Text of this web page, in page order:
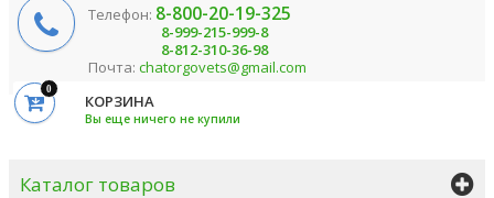
Телефон: 8-800-20-19-325
8-999-215-999-8
8-812-310-36-98
Почта: chatorgovets@gmail.com
0
КОРЗИНА
Вы еще ничего не купили
Каталог товаров